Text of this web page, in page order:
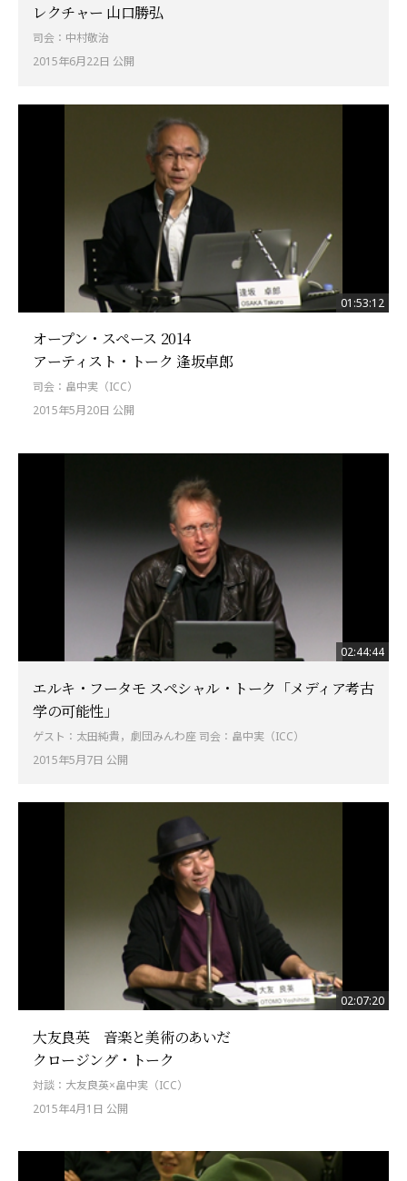
レクチャー 山口勝弘
司会：中村敬治
2015年6月22日 公開
01:53:12
オープン・スペース 2014
アーティスト・トーク 逢坂卓郎
司会：畠中実（ICC）
2015年5月20日 公開
02:44:44
エルキ・フータモ スペシャル・トーク「メディア考古
学の可能性」
ゲスト：太田純貴，劇団みんわ座 司会：畠中実（ICC）
2015年5月7日 公開
02:07:20
大友良英 音楽と美術のあいだ
クロージング・トーク
対談：大友良英×畠中実（ICC）
2015年4月1日 公開